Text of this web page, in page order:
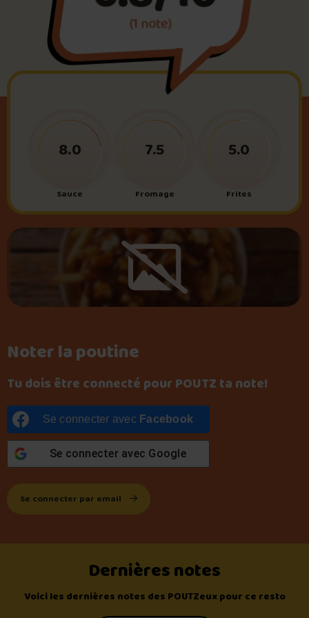
Foire aux questions
Me connecter
(1 note)
Noter la poutine
Tu dois être connecté pour POUTZ ta note!
Se connecter avec Facebook
Se connecter avec Google
Se connecter par email
Sauce
8.0
Fromage
7.5
Frites
5.0
Dernières notes
Voici les dernières notes des POUTZeux pour ce resto